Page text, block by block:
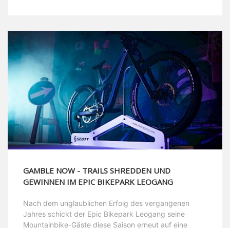
GAMBLE NOW - TRAILS SHREDDEN UND
GEWINNEN IM EPIC BIKEPARK LEOGANG
Nach dem unglaublichen Erfolg des vergangenen
Jahres schickt der Epic Bikepark Leogang seine
Mountainbike-Gäste diese Saison erneut auf eine